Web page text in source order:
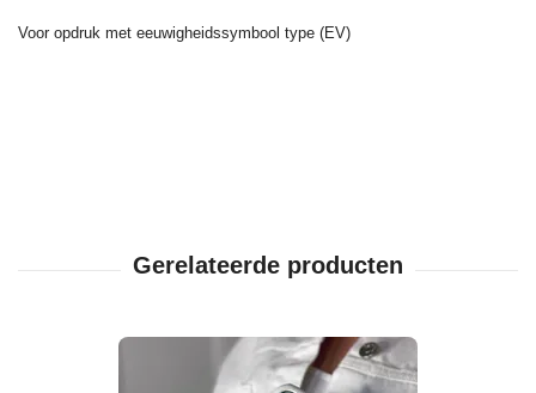
Voor opdruk met eeuwigheidssymbool type (EV)